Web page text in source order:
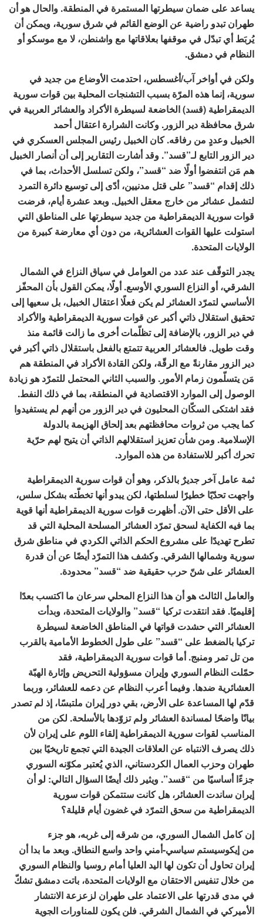
يساعد على ضمان سيطرتها المستمرة في المنطقة. والحال هو أن
طهران تبدو راضية عن الوضع القائم في شرق سورية، ويمكن أن
يُربَط أي تبدّل في موقفها بعلاقاتها مع واشنطن، لا مع موسكو أو
النظام في دمشق.
ولكن في أواخر آب/أغسطس، احتدمت الأوضاع من جديد في
سورية، إنما هذه المرّة بسبب التشنجات المحلية بين قوات سورية
الديمقراطية (قسد) الخاضعة لسيطرة الأكراد والعشائر العربية في
شرق محافظة دير الزور. وكانت الشرارة اعتقال أحمد
الخبيل وعددٍ من رفاقه. كان الخبيل رئيس المجلس العسكري في
دير الزور التابع لـ”قسد”. وقد أشارت التقارير إلى أن أنصار الخبيل
هم مَن انتفضوا أولًا ضد “قسد”، ولكن تسلسل الأحداث، بما في
ذلك إقدام “قسد” على قتل مدنيين، أدّى إلى توسيع دائرة التمرد
لتشمل عشائر من خارج معقل الخبيل. وبعد عشرة أيام، فرضت
قوات سورية الديمقراطية من جديد سيطرتها على المناطق التي
استولت عليها القوات العشائرية، من دون أي معارضة كبيرة من
الولايات المتحدة.
يجدر التوقّف عند عدد من العوامل في سياق النزاع في الشمال
الشرقي، أو النزاع السوري الأوسع. أولًا، يمكن القول بأن المحفّز
الأساسي لتمرّد العشائر لم يكن فعلًا اعتقال الخبيل، بل سعيها إلى
تحقيق استقلال ذاتي أكبر عن قوات سورية الديمقراطية والأكراد
في دير الزور، بالإضافة إلى تظلّمات أخرى ما زالت قائمة منذ
وقت طويل. فالعشائر العربية تتمتع بالفعل باستقلال ذاتي أكبر في
دير الزور مقارنةً مع الرقّة، ولكن القادة الأكراد في المنطقة هم
مَن يتسلّمون زمام الأمور. والسبب الثاني المحتمل للتمرّد هو زيادة
الوصول إلى الموارد الاقتصادية في المنطقة، بما في ذلك النفط.
فقد اشتكى السكّان المحليون في دير الزور من أنهم لم يستفيدوا
كما يجب من ثروات محافظتهم بعد إلحاق الهزيمة بالدولة
الإسلامية. ومن شأن تعزيز استقلالهم الذاتي أن يتيح لهم حرّية
تحرك أكبر للاستفادة من هذه الموارد.
ثمة عامل آخر جديرٌ بالذكر، وهو أن قوات سورية الديمقراطية
واجهت تحدّيًا خطيرًا لسلطتها، لكن يبدو أنها تخطّته بشكل سلس،
على الأقل حتى الآن. أظهرت قوات سورية الديمقراطية أنها قوية
بما فيه الكفاية لسحق تمرّد العشائر المسلحة المحلية التي قد
تطرح تهديدًا على مشروع الحكم الذاتي الكردي في مناطق شرق
سورية وشمالها الشرقي. وكشف هذا التمرّد أيضًا عن أن قدرة
العشائر على شنّ حرب حقيقية ضد “قسد” محدودة.
والعامل الثالث هو أن هذا النزاع المحلي سرعان ما اكتسب بعدًا
إقليميًا. فقد انتقدت تركيا “قسد” والولايات المتحدة، وبدأت
العشائر التي حشدت قواتها في المناطق الخاضعة لسيطرة
تركيا بالضغط على “قسد” على طول الخطوط الأمامية بالقرب
من تل تمر ومنبج. أما قوات سورية الديمقراطية، فقد
حمّلت النظام السوري وإيران مسؤولية التحريض وإثارة الهبّة
العشائرية ضدها. وفيما أعرب النظام عن دعمه للعشائر، وربما
قدّم لها المساعدة على الأرض، بقي دور إيران ملتبسًا، إذ لم تصدر
بيانًا واضحًا لمساندة العشائر ولم تزوّدها بالأسلحة. لكن من
المناسب لقوات سورية الديمقراطية إلقاء اللوم على إيران لأن
ذلك يصرف الانتباه عن العلاقات الجيدة التي تجمع تاريخيًا بين
طهران وحزب العمال الكردستاني، الذي يُعتبر مكوّنه السوري
جزءًا أساسيًا من “قسد”. ويثير ذلك أيضًا السؤال التالي: لو أن
إيران ساندت العشائر، هل كانت ستتمكن قوات سورية
الديمقراطية من سحق التمرّد في غضون أيام قليلة؟
إن كامل الشمال السوري، من شرقه إلى غربه، هو جزء
من إيكوسيستم سياسي-أمني واحد واسع النطاق. وبعد ما بدا أن
إيران تحاول أن تكون لها اليد العليا أمام روسيا والنظام السوري
من خلال تنفيس الاحتقان مع الولايات المتحدة، باتت دمشق تشكّ
في مدى قدرتها على الاعتماد على طهران لزعزعة الانتشار
الأميركي في الشمال الشرقي. فلن يكون للمناورات الجوية